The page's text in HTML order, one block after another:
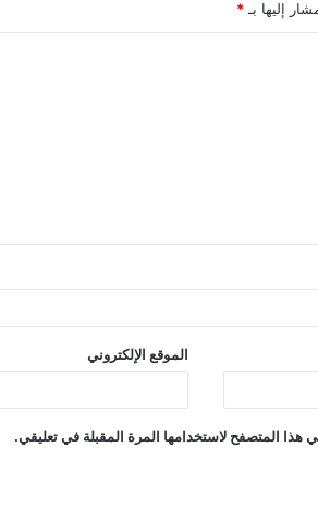
إليها بـ*
الموقع الإلكتروني
هذا المتصفح لاستخدامها المرة المقبلة في تعليقي.